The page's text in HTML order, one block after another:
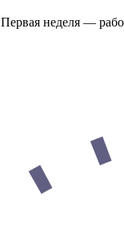
Первая неделя —